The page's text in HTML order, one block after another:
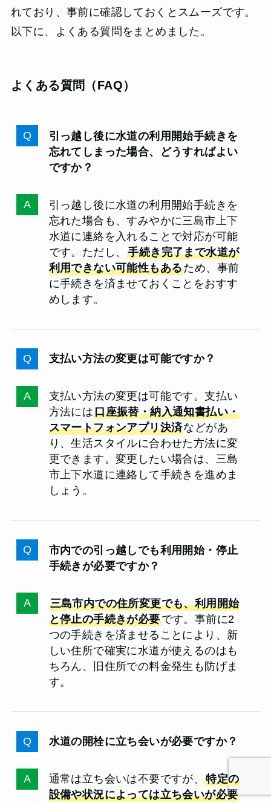
れており、事前に確認しておくとスムーズです。
以下に、よくある質問をまとめました。
よくある質問（FAQ）
引っ越し後に水道の利用開始手続きを
忘れてしまった場合、どうすればよい
ですか？
引っ越し後に水道の利用開始手続きを
忘れた場合も、すみやかに三島市上下
水道に連絡を入れることで対応が可能
です。ただし、手続き完了まで水道が
利用できない可能性もあるため、事前
に手続きを済ませておくことをおすす
めします。
支払い方法の変更は可能ですか？
支払い方法の変更は可能です。支払い
方法には口座振替・納入通知書払い・
スマートフォンアプリ決済などがあ
り、生活スタイルに合わせた方法に変
更できます。変更したい場合は、三島
市上下水道に連絡して手続きを進めま
しょう。
市内での引っ越しでも利用開始・停止
手続きが必要ですか？
三島市内での住所変更でも、利用開始
と停止の手続きが必要です。事前に2
つの手続きを済ませることにより、新
しい住所で確実に水道が使えるのはも
ちろん、旧住所での料金発生も防げま
す。
水道の開栓に立ち会いが必要ですか？
通常は立ち会いは不要ですが、特定の
設備や状況によっては立ち会いが必要